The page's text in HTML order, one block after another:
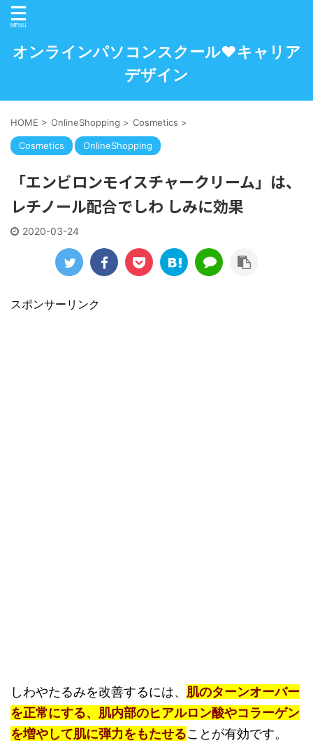
オンラインパソコンスクール♥キャリア
デザイン
HOME > OnlineShopping > Cosmetics >
Cosmetics OnlineShopping
「エンビロンモイスチャークリーム」は、
レチノール配合でしわ しみに効果
2020-03-24
スポンサーリンク
しわやたるみを改善するには、 肌のターンオーバー
を正常にする、肌内部のヒアルロン酸やコラーゲン
を増やして肌に弾力をもたせることが有効です。